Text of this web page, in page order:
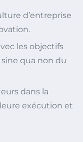
d’entreprise
les objectifs
qua non du
dans la
exécution et